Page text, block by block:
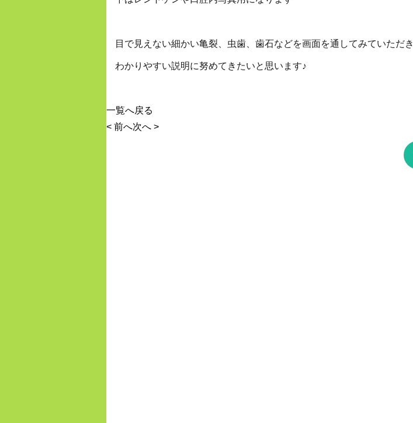
目で見えない細かい亀裂、虫歯、歯石などを画面を通してみていただき
わかりやすい説明に努めてきたいと思います♪
一覧へ戻る
< 前へ次へ >